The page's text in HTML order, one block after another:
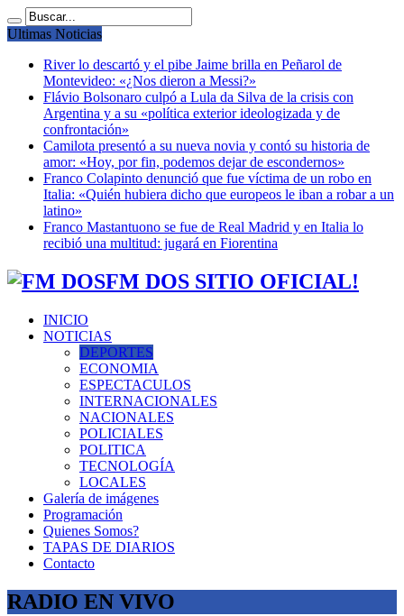
Ultimas Noticias
River lo descartó y el pibe Jaime brilla en Peñarol de
Montevideo: «¿Nos dieron a Messi?»
Flávio Bolsonaro culpó a Lula da Silva de la crisis con
Argentina y a su «política exterior ideologizada y de
confrontación»
Camilota presentó a su nueva novia y contó su historia de
amor: «Hoy, por fin, podemos dejar de escondernos»
Franco Colapinto denunció que fue víctima de un robo en
Italia: «Quién hubiera dicho que europeos le iban a robar a un
latino»
Franco Mastantuono se fue de Real Madrid y en Italia lo
recibió una multitud: jugará en Fiorentina
FM DOS SITIO OFICIAL!
INICIO
NOTICIAS
DEPORTES
ECONOMIA
ESPECTACULOS
INTERNACIONALES
NACIONALES
POLICIALES
POLITICA
TECNOLOGÍA
LOCALES
Galería de imágenes
Programación
Quienes Somos?
TAPAS DE DIARIOS
Contacto
RADIO EN VIVO